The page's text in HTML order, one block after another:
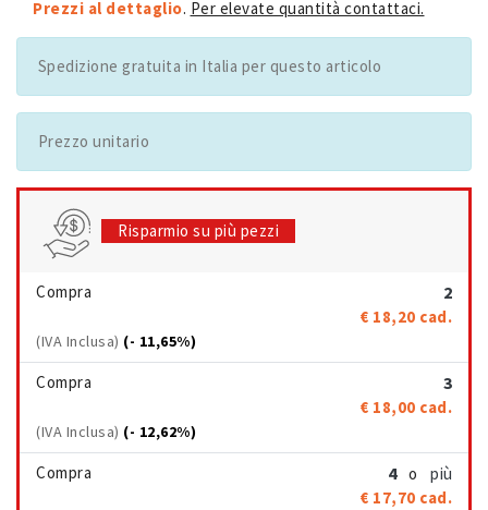
Prezzi al dettaglio. Per elevate quantità contattaci.
Spedizione gratuita in Italia per questo articolo
Prezzo unitario
Risparmio su più pezzi
Compra 2
€ 18,20 cad.
(IVA Inclusa) (- 11,65%)
Compra 3
€ 18,00 cad.
(IVA Inclusa) (- 12,62%)
Compra 4 o più
€ 17,70 cad.